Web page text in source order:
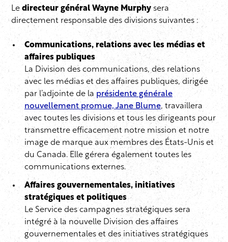
Le directeur général Wayne Murphy sera
directement responsable des divisions suivantes :
Communications, relations avec les médias et
affaires publiques
La Division des communications, des relations
avec les médias et des affaires publiques, dirigée
par l’adjointe de la présidente générale
nouvellement promue, Jane Blume, travaillera
avec toutes les divisions et tous les dirigeants pour
transmettre efficacement notre mission et notre
image de marque aux membres des États-Unis et
du Canada. Elle gérera également toutes les
communications externes.
Affaires gouvernementales, initiatives
stratégiques et politiques
Le Service des campagnes stratégiques sera
intégré à la nouvelle Division des affaires
gouvernementales et des initiatives stratégiques